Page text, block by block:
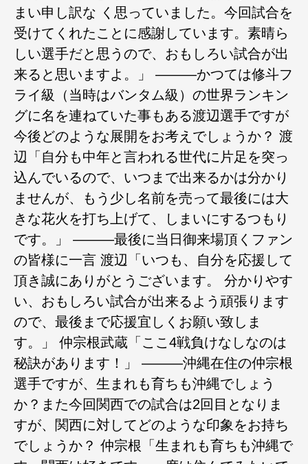
まい申し訳な く思っていました。今回試合を
受けてくれたことに感謝しています。素晴ら
しい選手だと思うので、おもしろい試合が出
来ると思いますよ。」 ―――かつては修斗フ
ライ級（当時はバンタム級）の世界ランキン
グに名を連ねていた事もある渡辺選手ですが
今後どのような展開をお考えでしょうか？ 渡
辺「自分も中年と言われる世代に片足を突っ
込んでいるので、いつまで出来るかは分かり
ませんが、もう少し名前を売って最後には大
きな花火を打ち上げて、しまいにするつもり
です。」 ―――最後に当日御来場頂くファン
の皆様に一言 渡辺「いつも、自分を応援して
頂き誠にありがとうございます。 分かりやす
い、おもしろい試合が出来るよう頑張ります
ので、最後まで応援宜しくお願い致しま
す。」 仲宗根武蔵「ここ4戦負けなしなのは
秘訣があります！」 ―――沖縄在住の仲宗根
選手ですが、生まれも育ちも沖縄でしょう
か？また今回関西での試合は2回目となりま
すが、関西に対してどのような印象をお持ち
でしょうか？ 仲宗根「生まれも育ちも沖縄で